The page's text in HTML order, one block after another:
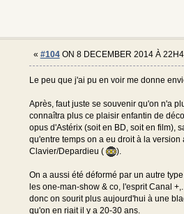
« #104ON 8 DECEMBER 2014 À
Le peu que j'ai pu en voir me donne
Après, faut juste se souvenir qu'on n'a
connaîtra plus ce plaisir enfantin de
opus d'Astérix (soit en BD, soit en film),
qu'entre temps on a eu droit à la version
Clavier/Depardieu (
).
On a aussi été déformé par un autre
les one-man-show & co, l'esprit Canal
donc on sourit plus aujourd'hui à une
qu'on en riait il y a 20-30 ans.